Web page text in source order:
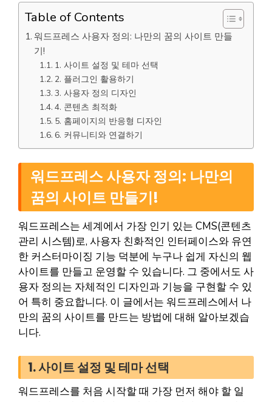
Table of Contents
워드프레스 사용자 정의: 나만의 꿈의 사이트 만들
기!
1. 사이트 설정 및 테마 선택
2. 플러그인 활용하기
3. 사용자 정의 디자인
4. 콘텐츠 최적화
5. 홈페이지의 반응형 디자인
6. 커뮤니티와 연결하기
워드프레스 사용자 정의: 나만의
꿈의 사이트 만들기!
워드프레스는 세계에서 가장 인기 있는 CMS(콘텐츠
관리 시스템)로, 사용자 친화적인 인터페이스와 유연
한 커스터마이징 기능 덕분에 누구나 쉽게 자신의 웹
사이트를 만들고 운영할 수 있습니다. 그 중에서도 사
용자 정의는 자체적인 디자인과 기능을 구현할 수 있
어 특히 중요합니다. 이 글에서는 워드프레스에서 나
만의 꿈의 사이트를 만드는 방법에 대해 알아보겠습
니다.
1. 사이트 설정 및 테마 선택
워드프레스를 처음 시작할 때 가장 먼저 해야 할 일